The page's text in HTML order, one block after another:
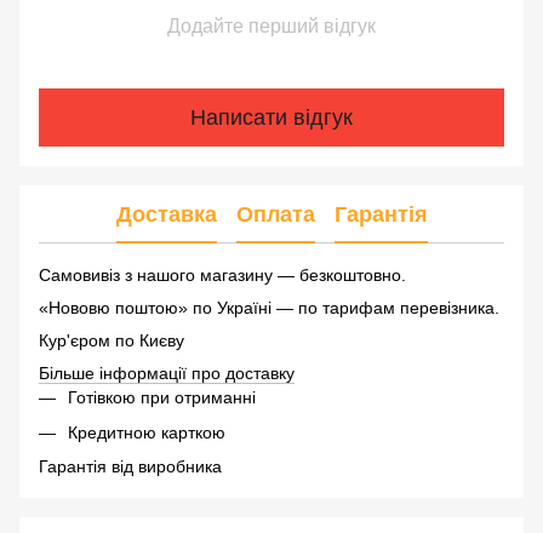
Додайте перший відгук
Написати відгук
Доставка Оплата Гарантія
Самовивіз з нашого магазину — безкоштовно.
«Нововю поштою» по Україні — по тарифам перевізника.
Кур'єром по Києву
Більше інформації про доставку
Готівкою при отриманні
Кредитною карткою
Гарантія від виробника